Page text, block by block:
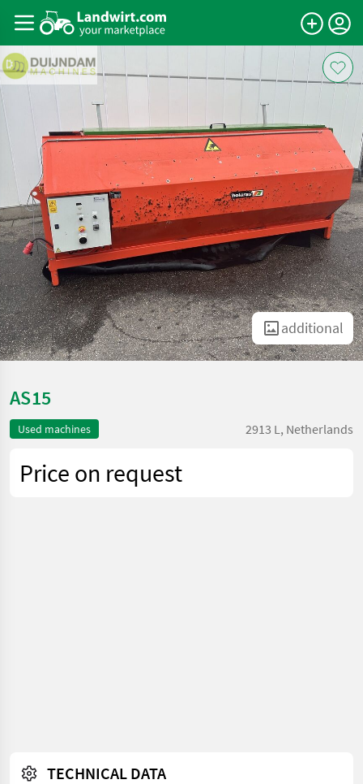
additional
AS15
Used machines 2913 L, Netherlands
Price on request
TECHNICAL DATA